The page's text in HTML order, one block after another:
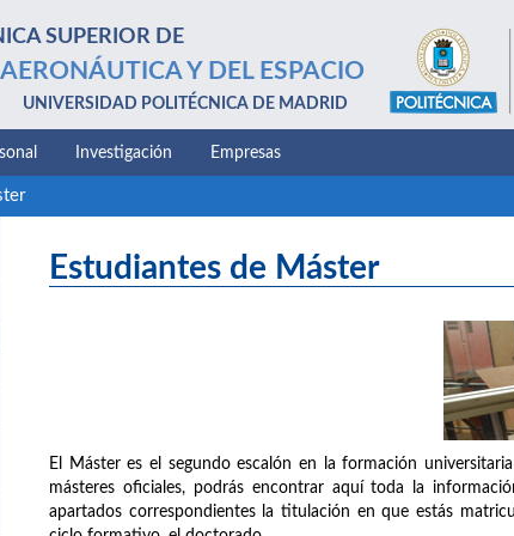
SUPERIOR DE
AERONÁUTICA Y DEL ESPACIO
UNIVERSIDAD POLITÉCNICA DE MADRID
Investigación Empresas
Estudiantes de Máster
El Máster es el segundo escalón en la formación
másteres oficiales, podrás encontrar aquí toda la
apartados correspondientes la titulación en que estás